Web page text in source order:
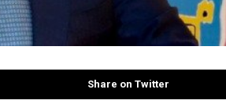
Share on Twitter